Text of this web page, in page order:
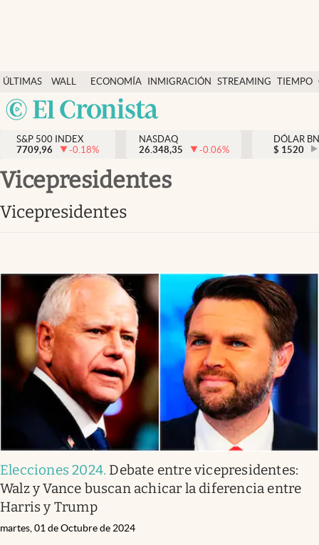
ÚLTIMAS
NOTICIAS
WALL
STREET
Y
DÓLAR
ECONOMÍA INMIGRACIÓN STREAMING TIEMPO
México
Finanzas y economía
Wall Street y dólar
Inmigración
Tiempo
Ciencia y salud
Streaming
PC y mobile
Lifestyle
USA
S&P 500 INDEX
7709,96
-0.18%
NASDAQ
26.348,35
-0.06%
DÓLAR
$ 1520
vicepresidentes
vicepresidentes
Elecciones 2024. Debate entre vicepresidentes:
Walz y Vance buscan achicar la diferencia entre
Harris y Trump
martes, 01 de Octubre de 2024